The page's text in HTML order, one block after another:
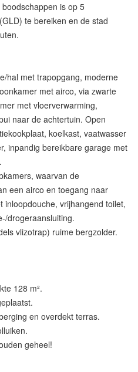
is op 5
te bereiken en de stad
hal met trapopgang, moderne
met airco, via zwarte
met vloerverwarming,
naar de achtertuin. Open
koelkast, vaatwasser
inpandig bereikbare garage met
waarvan de
een airco en toegang naar
vrijhangend toilet,
drogeraansluiting.
vlizotrap) ruime bergzolder.
128 m².
en overdekt terras.
geheel!